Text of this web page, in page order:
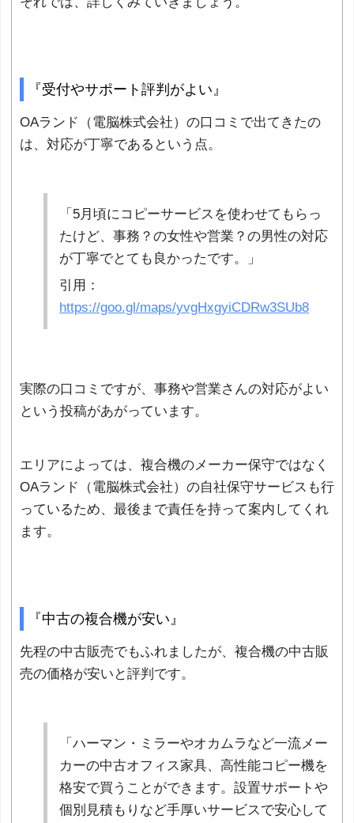
『受付やサポート評判がよい』
OAランド（電脳株式会社）の口コミで出てきたの
は、対応が丁寧であるという点。
「5月頃にコピーサービスを使わせてもらっ
たけど、事務？の女性や営業？の男性の対応
が丁寧でとても良かったです。」
引用：
https://goo.gl/maps/yvgHxgyiCDRw3SUb8
実際の口コミですが、事務や営業さんの対応がよい
という投稿があがっています。
エリアによっては、複合機のメーカー保守ではなく
OAランド（電脳株式会社）の自社保守サービスも行
っているため、最後まで責任を持って案内してくれ
ます。
『中古の複合機が安い』
先程の中古販売でもふれましたが、複合機の中古販
売の価格が安いと評判です。
「ハーマン・ミラーやオカムラなど一流メー
カーの中古オフィス家具、高性能コピー機を
格安で買うことができます。設置サポートや
個別見積もりなど手厚いサービスで安心して